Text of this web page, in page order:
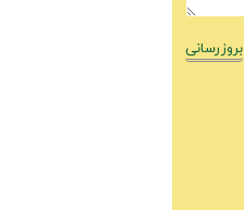
بروزرسانی